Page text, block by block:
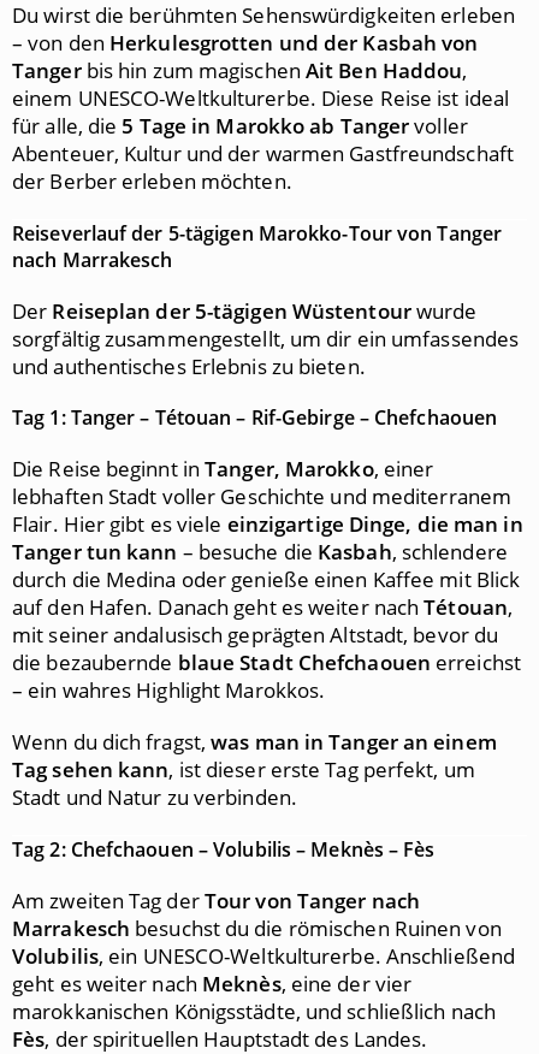
Du wirst die berühmten Sehenswürdigkeiten erleben
– von den Herkulesgrotten und der Kasbah von
Tangerbis hin zum magischen Ait Ben Haddou,
einem UNESCO-Weltkulturerbe. Diese Reise ist ideal
für alle, die 5 Tage in Marokko ab Tangervoller
Abenteuer, Kultur und der warmen Gastfreundschaft
der Berber erleben möchten.
Reiseverlauf der 5-tägigen Marokko-Tour von Tanger
nach Marrakesch
Der Reiseplan der 5-tägigen Wüstentourwurde
sorgfältig zusammengestellt, um dir ein umfassendes
und authentisches Erlebnis zu bieten.
Tag 1: Tanger – Tétouan – Rif-Gebirge – Chefchaouen
Die Reise beginnt inTanger, Marokko, einer
lebhaften Stadt voller Geschichte und mediterranem
Flair. Hier gibt es viele einzigartige Dinge, die man in
Tanger tun kann – besuche die Kasbah, schlendere
durch die Medina oder genieße einen Kaffee mit Blick
auf den Hafen. Danach geht es weiter nachTétouan,
mit seiner andalusisch geprägten Altstadt, bevor du
die bezaubernde blaue Stadt Chefchaouen erreichst
– ein wahres Highlight Marokkos.
Wenn du dich fragst,was man in Tanger an einem
Tag sehen kann, ist dieser erste Tag perfekt, um
Stadt und Natur zu verbinden.
Tag 2: Chefchaouen – Volubilis – Meknès – Fès
Am zweiten Tag derTour von Tanger nach
Marrakesch besuchst du die römischen Ruinen von
Volubilis, ein UNESCO-Weltkulturerbe. Anschließend
geht es weiter nach Meknès, eine der vier
marokkanischen Königsstädte, und schließlich nach
Fès, der spirituellen Hauptstadt des Landes.